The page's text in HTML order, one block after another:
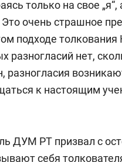
только на свое
Это очень страшное
подходе
разногласий нет,
разногласия
к настоящим
ДУМ РТ призвал с
себя